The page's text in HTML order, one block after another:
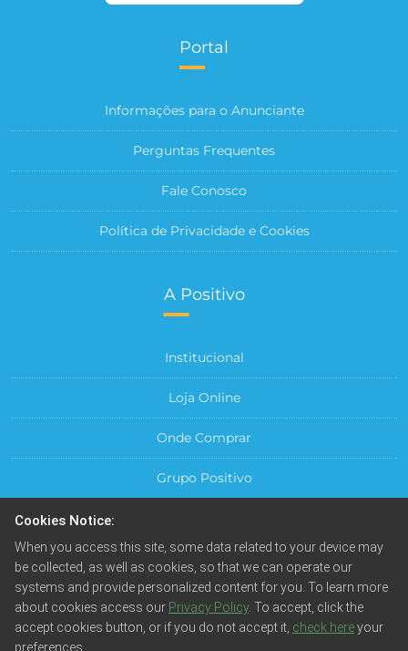
Portal
Informações para o Anunciante
Perguntas Frequentes
Fale Conosco
Política de Privacidade e Cookies
A Positivo
Institucional
Loja Online
Onde Comprar
Grupo Positivo
Central do Cliente
Cookies Notice:
When you access this site, some data related to your device may
be collected, as well as cookies, so that we can operate our
systems and provide personalized content for you. To learn more
about cookies access our Privacy Policy. To accept, click the
accept cookies button, or if you do not accept it, check hereyour
preferences